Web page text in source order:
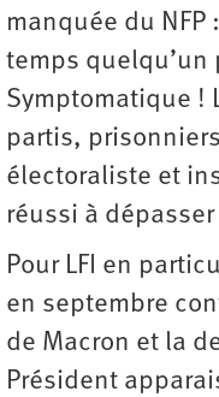
manquée du NFP
temps quelqu’un
Symptomatique !
partis,
électoraliste et
réussi à
Pour LFI en
en septembre
de Macron et la
Président